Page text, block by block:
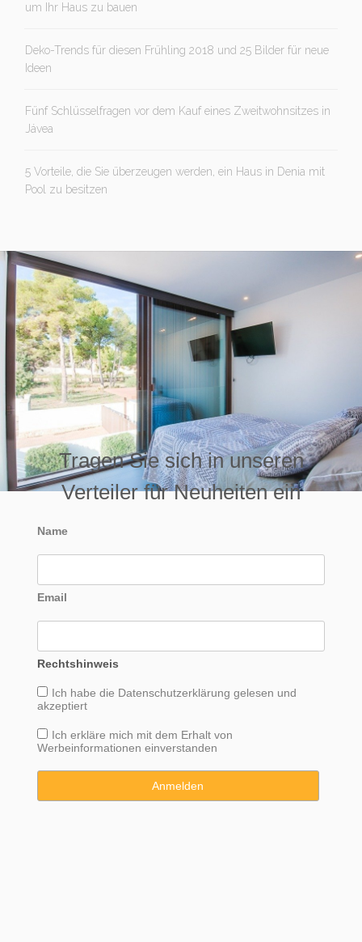
um Ihr Haus zu bauen
Deko-Trends für diesen Frühling 2018 und 25 Bilder für neue
Ideen
Fünf Schlüsselfragen vor dem Kauf eines Zweitwohnsitzes in
Jávea
5 Vorteile, die Sie überzeugen werden, ein Haus in Denia mit
Pool zu besitzen
Tragen Sie sich in unseren
Verteiler für Neuheiten ein
Name
Email
Rechtshinweis
Ich habe die Datenschutzerklärung gelesen und
akzeptiert
Ich erkläre mich mit dem Erhalt von
Werbeinformationen einverstanden